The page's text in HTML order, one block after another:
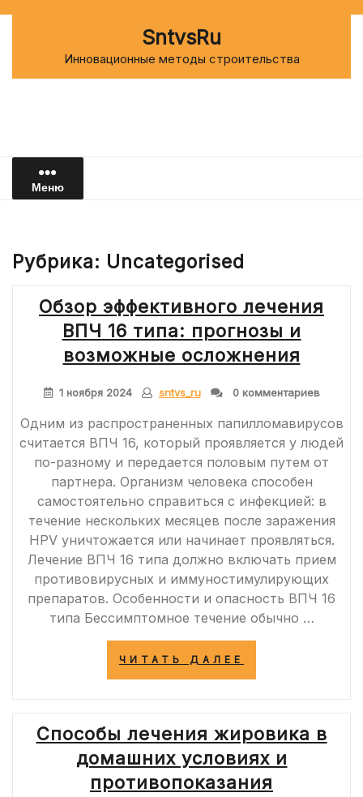
SntvsRu
Инновационные методы строительства
Меню
Рубрика: Uncategorised
Обзор эффективного лечения
ВПЧ 16 типа: прогнозы и
возможные осложнения
1 ноября 2024 sntvs_ru 0 комментариев
Одним из распространенных папилломавирусов
считается ВПЧ 16, который проявляется у людей
по-разному и передается половым путем от
партнера. Организм человека способен
самостоятельно справиться с инфекцией: в
течение нескольких месяцев после заражения
HPV уничтожается или начинает проявляться.
Лечение ВПЧ 16 типа должно включать прием
противовирусных и иммуностимулирующих
препаратов. Особенности и опасность ВПЧ 16
типа Бессимптомное течение обычно …
ЧИТАТЬ ДАЛЕЕ
ВПЧ
16
ТИПА:
ПРОГНОЗЫ
И
ВОЗМОЖНЫЕ
Способы лечения жировика в
домашних условиях и
противопоказания